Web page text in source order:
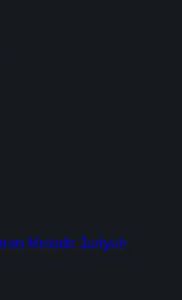
Metode Jariyah